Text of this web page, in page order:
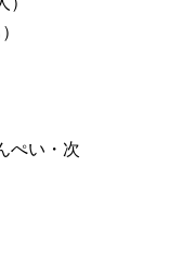
ぺい・次